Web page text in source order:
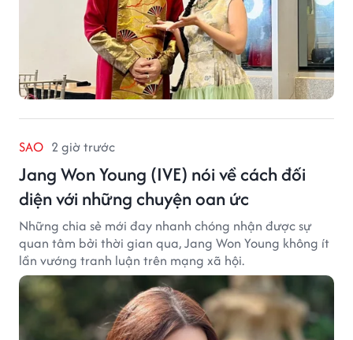
SAO 2 giờ trước
Jang Won Young (IVE) nói về cách đối
diện với những chuyện oan ức
Những chia sẻ mới đay nhanh chóng nhận được sự
quan tâm bởi thời gian qua, Jang Won Young không ít
lần vướng tranh luận trên mạng xã hội.